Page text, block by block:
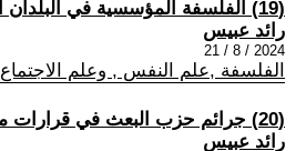
(19) الفلسفة المؤسسية في البلدان العربية من فرضية الجدوى إلى واقعيتها
رائد عبيس
2024 / 8 / 21
الفلسفة ,علم النفس , وعلم الاجتماع
(20) جرائم حزب البعث في قرارات مصادرة ثروات التبعية
رائد عبيس